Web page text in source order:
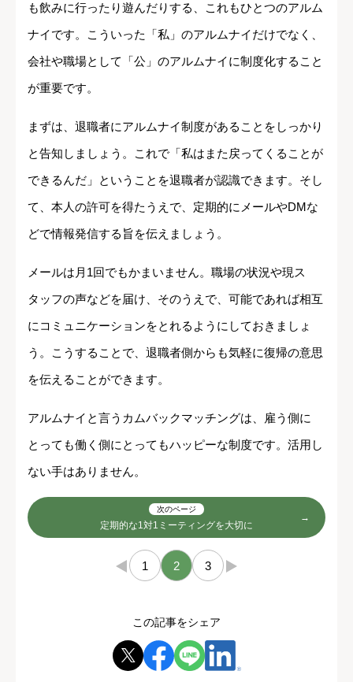
も飲みに行ったり遊んだりする、これもひとつのアルム
ナイです。こういった「私」のアルムナイだけでなく、
会社や職場として「公」のアルムナイに制度化すること
が重要です。
まずは、退職者にアルムナイ制度があることをしっかり
と告知しましょう。これで「私はまた戻ってくることが
できるんだ」ということを退職者が認識できます。そし
て、本人の許可を得たうえで、定期的にメールやDMな
どで情報発信する旨を伝えましょう。
メールは月1回でもかまいません。職場の状況や現ス
タッフの声などを届け、そのうえで、可能であれば相互
にコミュニケーションをとれるようにしておきましょ
う。こうすることで、退職者側からも気軽に復帰の意思
を伝えることができます。
アルムナイと言うカムバックマッチングは、雇う側に
とっても働く側にとってもハッピーな制度です。活用し
ない手はありません。
次のページ
定期的な1対1ミーティングを大切に
← 1 2 3 →
この記事をシェア